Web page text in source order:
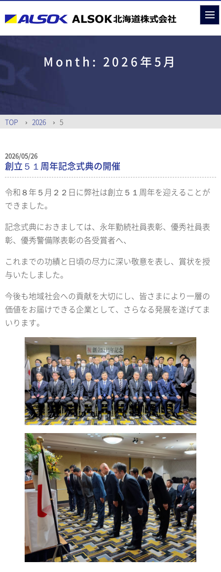
Month: 2026年5月
TOP 2026 5
2026/05/26
創立５１周年記念式典の開催
令和８年５月２２日に弊社は創立５１周年を迎えることが
できました。
記念式典におきましては、永年勤続社員表彰、優秀社員表
彰、優秀警備隊表彰の各受賞者へ、
これまでの功績と日頃の尽力に深い敬意を表し、賞状を授
与いたしました。
今後も地域社会への貢献を大切にし、皆さまにより一層の
価値をお届けできる企業として、さらなる発展を遂げてま
いります。